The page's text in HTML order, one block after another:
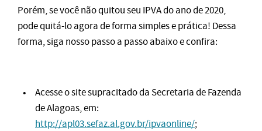
Porém, se você não quitou seu IPVA do ano de 2020,
pode quitá-lo agora de forma simples e prática! Dessa
forma, siga nosso passo a passo abaixo e confira:
Acesse o site supracitado da Secretaria de Fazenda
de Alagoas, em:
http://apl03.sefaz.al.gov.br/ipvaonline/;